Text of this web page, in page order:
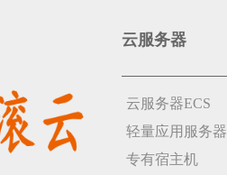
云服务器
云服务器ECS
轻量应用服务器
专有宿主机